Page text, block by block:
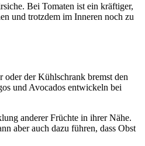
Bei Tomaten ist ein kräftiger,
und trotzdem im Inneren noch zu
der Kühlschrank bremst den
und Avocados entwickeln bei
anderer Früchte in ihrer Nähe.
aber auch dazu führen, dass Obst